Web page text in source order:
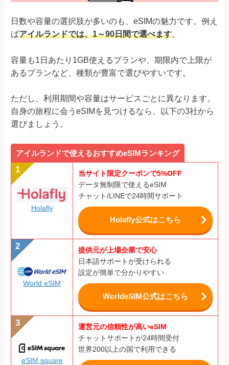
日数や容量の選択肢が多いのも、eSIMの魅力です。例え
ばアイルランドでは、1～90日間で選べます。
容量も1日あたり1GB使えるプランや、期限内で上限が
あるプランなど、種類が豊富で選びやすいです。
ただし、利用期間や容量はサービスごとに異なります。
自身の旅程に会うeSIMを見つけるなら、以下の3社から
選びましょう。
アイルランドで使えるおすすめeSIMランキング
Holafly
当サイト限定クーポンで5%OFF
データ無制限で使えるeSIM
チャット/LINEで24時間サポート
Holafly公式はこちら
World eSIM
提供元が上場企業で安心
日本語サポートが受けられる
設定が簡単で分かりやすい
WorldeSIM公式はこちら
eSIM square
運営元の信頼性が高いeSIM
チャットサポートが24時間受付
世界200以上の国で利用できる